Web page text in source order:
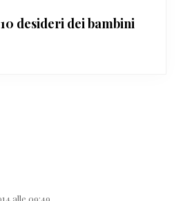
desideri dei bambini